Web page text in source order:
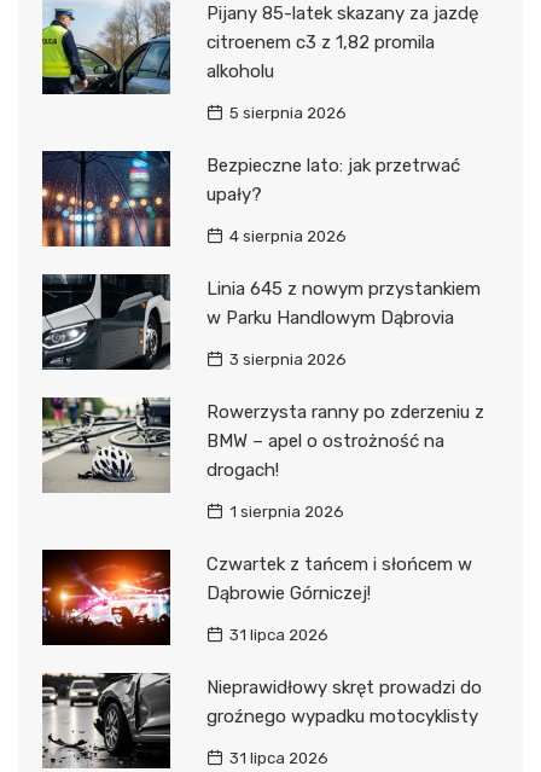
Pijany 85-latek skazany za jazdę
citroenem c3 z 1,82 promila
alkoholu
5 sierpnia 2026
Bezpieczne lato: jak przetrwać
upały?
4 sierpnia 2026
Linia 645 z nowym przystankiem
w Parku Handlowym Dąbrovia
3 sierpnia 2026
Rowerzysta ranny po zderzeniu z
BMW – apel o ostrożność na
drogach!
1 sierpnia 2026
Czwartek z tańcem i słońcem w
Dąbrowie Górniczej!
31 lipca 2026
Nieprawidłowy skręt prowadzi do
groźnego wypadku motocyklisty
31 lipca 2026